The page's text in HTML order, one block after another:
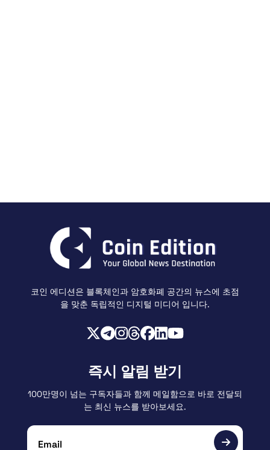
코인 에디션은 블록체인과 암호화폐 공간의 뉴스에 초점
을 맞춘 독립적인 디지털 미디어 입니다.
즉시 알림 받기
100만명이 넘는 구독자들과 함께 메일함으로 바로 전달되
는 최신 뉴스를 받아보세요.